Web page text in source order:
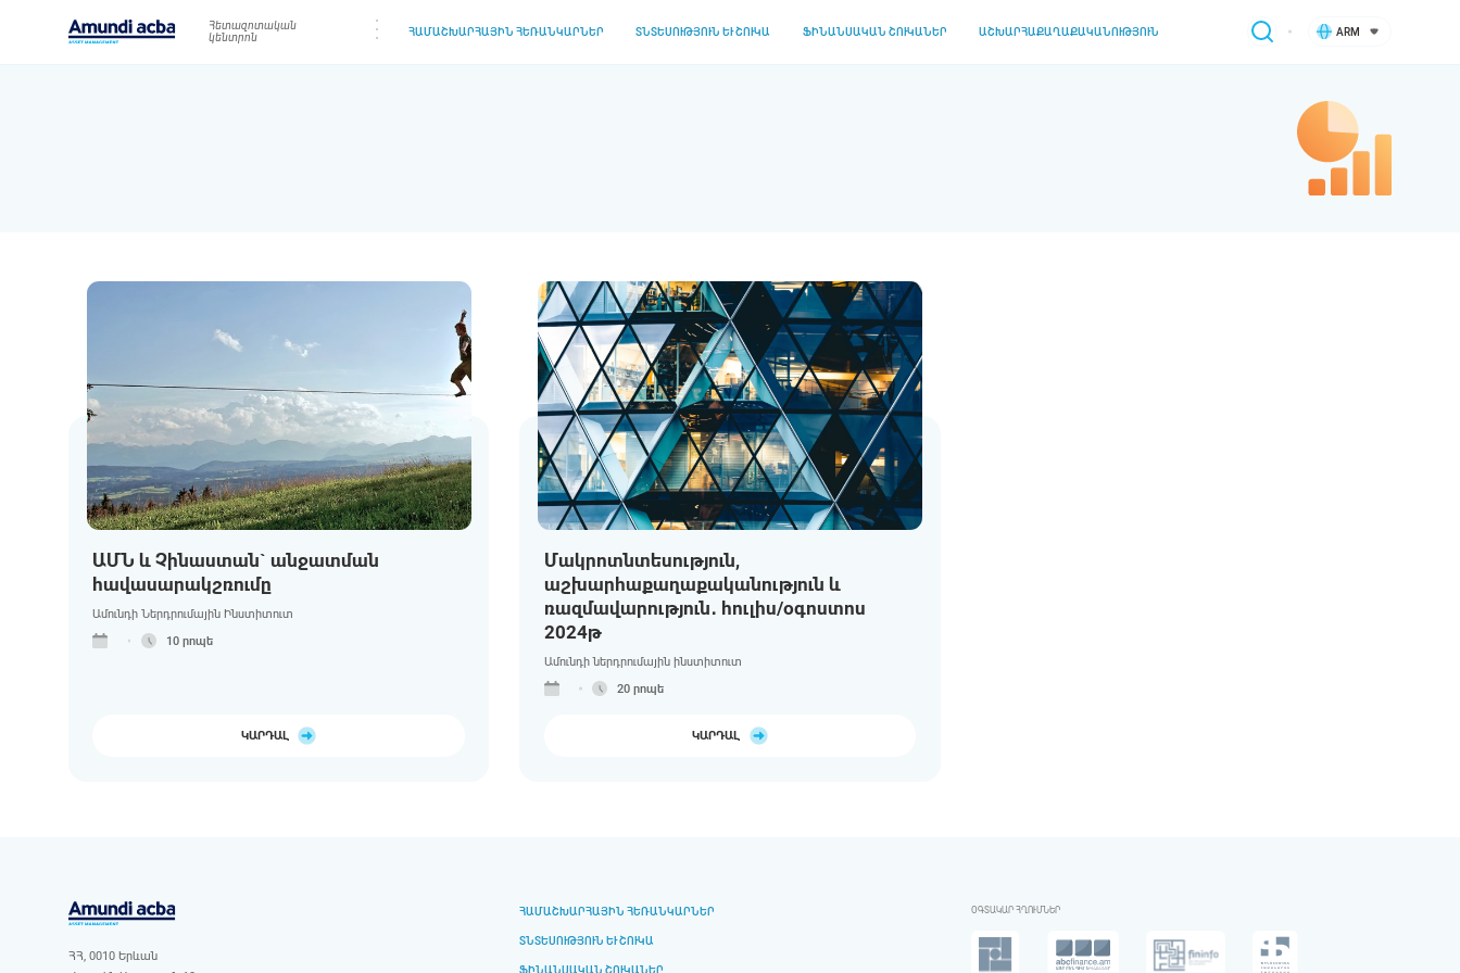
Հետազոտական
կենտրոն
ՀԱՄԱՇԽԱՐՀԱՅԻՆ ՀԵՌԱՆԿԱՐՆԵՐ ՏՆՏԵՍՈՒԹՅՈՒՆ ԵՒ ՇՈՒԿԱ ՖԻՆԱՆՍԱԿԱՆ ՇՈՒԿԱՆԵՐ ԱՇԽԱՐՀԱՔԱՂԱՔԱԿԱՆՈՒԹՅՈՒՆ ARM
ԱՄՆ և Չինաստան` անջատման
հավասարակշռումը
Ամունդի Ներդրումային Ինստիտուտ
10 րոպե
ԿԱՐԴԱԼ
Մակրոտնտեսություն,
աշխարհաքաղաքականություն և
ռազմավարություն․ հուլիս/օգոստոս
2024թ
Ամունդի ներդրումային ինստիտուտ
20 րոպե
ԿԱՐԴԱԼ
ՀՀ, 0010 Երևան
ՀԱՄԱՇԽԱՐՀԱՅԻՆ ՀԵՌԱՆԿԱՐՆԵՐ
ՏՆՏԵՍՈՒԹՅՈՒՆ ԵՒ ՇՈՒԿԱ
ՖԻՆԱՆՍԱԿԱՆ ՇՈՒԿԱՆԵՐ
ՕԳՏԱԿԱՐ ՀՂՈՒՄՆԵՐ